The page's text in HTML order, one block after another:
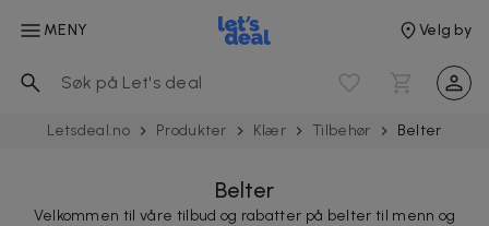
MENY Velg by
Letsdeal.no Produkter Klær Tilbehør Belter
Belter
Velkommen til våre tilbud og rabatter på belter til menn og